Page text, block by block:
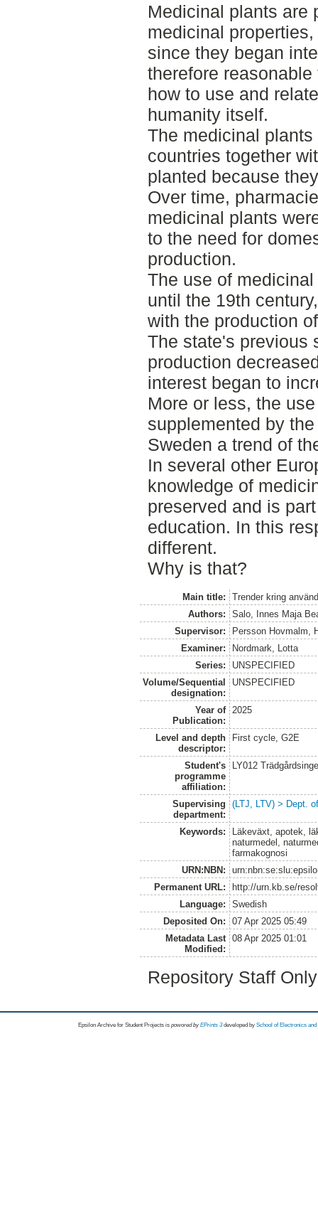
Medicinal plants are
medicinal
since they began
therefore
how to use and
humanity itself.
The medicinal
countries together
planted because
Over time,
medicinal plants
to the need for
production.
The use of
until the 19th
with the production
The state's previous
production
interest began to
More or less, the
supplemented by
Sweden a trend of
In several other
knowledge of
preserved and is
education. In this
different.
Why is that?
Main title:
Trender kring
Authors:
Salo, Innes Maja
Supervisor:
Persson Hovmalm,
Examiner:
Nordmark, Lotta
Series:
UNSPECIFIED
Volume/Sequential
designation:
UNSPECIFIED
Year of
Publication:
2025
Level and depth
descriptor:
First cycle, G2E
Student's
programme
affiliation:
LY012
Supervising
department:
(LTJ, LTV) > Dept.
Keywords:
Läkeväxt, apotek,
naturmedel,
farmakognosi
URN:NBN:
Permanent URL:
http://urn.kb.se/
Language:
Swedish
Deposited On:
07 Apr 2025 05:49
Metadata Last
Modified:
08 Apr 2025 01:01
Repository Staff
Epsilon Archive for Student Projects is powored byEPrints 3 developed by School of Electronics